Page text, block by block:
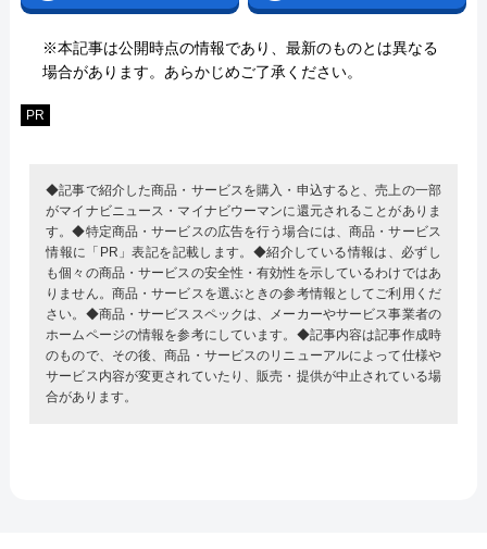
※本記事は公開時点の情報であり、最新のものとは異なる
場合があります。あらかじめご了承ください。
PR
◆記事で紹介した商品・サービスを購入・申込すると、売上の一部
がマイナビニュース・マイナビウーマンに還元されることがありま
す。◆特定商品・サービスの広告を行う場合には、商品・サービス
情報に「PR」表記を記載します。◆紹介している情報は、必ずし
も個々の商品・サービスの安全性・有効性を示しているわけではあ
りません。商品・サービスを選ぶときの参考情報としてご利用くだ
さい。◆商品・サービススペックは、メーカーやサービス事業者の
ホームページの情報を参考にしています。◆記事内容は記事作成時
のもので、その後、商品・サービスのリニューアルによって仕様や
サービス内容が変更されていたり、販売・提供が中止されている場
合があります。